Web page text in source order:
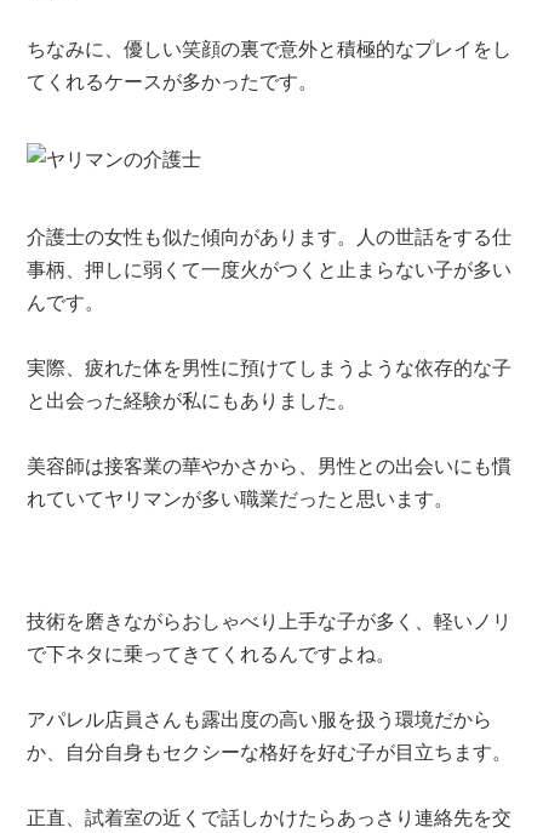
ちなみに、優しい笑顔の裏で意外と積極的なプレイをし
てくれるケースが多かったです。
介護士の女性も似た傾向があります。人の世話をする仕
事柄、押しに弱くて一度火がつくと止まらない子が多い
んです。
実際、疲れた体を男性に預けてしまうような依存的な子
と出会った経験が私にもありました。
美容師は接客業の華やかさから、男性との出会いにも慣
れていてヤリマンが多い職業だったと思います。
技術を磨きながらおしゃべり上手な子が多く、軽いノリ
で下ネタに乗ってきてくれるんですよね。
アパレル店員さんも露出度の高い服を扱う環境だから
か、自分自身もセクシーな格好を好む子が目立ちます。
正直、試着室の近くで話しかけたらあっさり連絡先を交